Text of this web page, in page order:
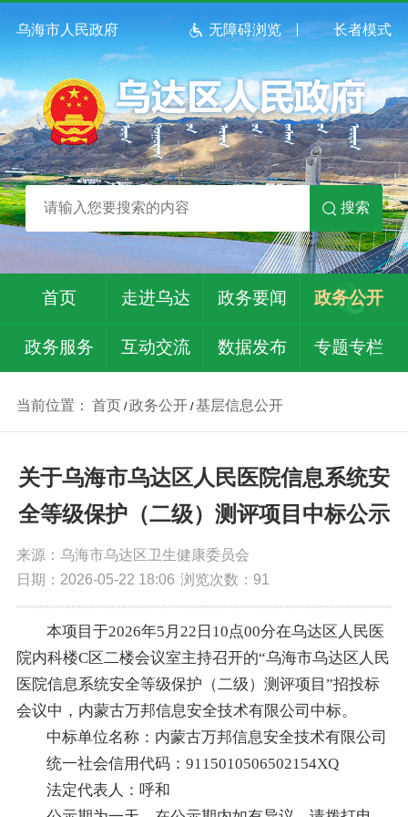
乌海市人民政府 无障碍浏览 长者模式
搜索
首页 走进乌达 政务要闻 政务公开
政务服务 互动交流 数据发布 专题专栏
当前位置： 首页 /政务公开/基层信息公开
关于乌海市乌达区人民医院信息系统安
全等级保护（二级）测评项目中标公示
来源：乌海市乌达区卫生健康委员会
日期：2026-05-22 18:06 浏览次数： 91
本项目于2026年5月22日10点00分在乌达区人民医
院内科楼C区二楼会议室主持召开的“乌海市乌达区人民
医院信息系统安全等级保护（二级）测评项目”招投标
会议中，内蒙古万邦信息安全技术有限公司中标。
中标单位名称：内蒙古万邦信息安全技术有限公司
统一社会信用代码：9115010506502154XQ
法定代表人：呼和